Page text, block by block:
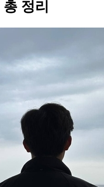
정리